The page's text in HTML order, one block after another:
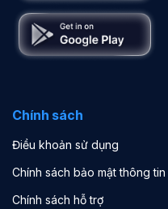
Chính sách
Điều khoản sử dụng
Chính sách bảo mật thông tin
Chính sách hỗ trợ